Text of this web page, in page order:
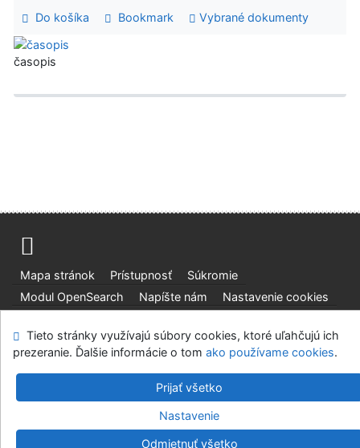
Do košíka Bookmark Vybrané dokumenty
časopis
Mapa stránok Prístupnosť
Súkromie
Modul OpenSearch
Napíšte nám Nastavenie cookies
Slovenská lesnícka a drevárska knižnica pri Technickej
univerzite vo Zvolene
©1993-2026IPACv.4.8.63a-Cosmotron Slovakia, s.r.o.
Tieto stránky využívajú súbory cookies, ktoré uľahčujú ich
prezeranie. Ďalšie informácie o tom ako používame cookies.
Prijať všetko
Nastavenie
Odmietnuť všetko